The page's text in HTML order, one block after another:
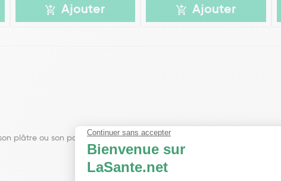
Ajouter Ajouter
plâtre ou son pansement étanche sous la douche ou pendant le bain.